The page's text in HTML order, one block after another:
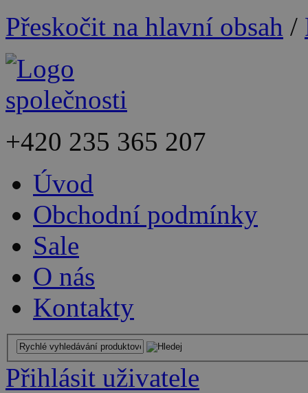
Přeskočit na hlavní obsah /
+420 235 365 207
Úvod
Obchodní podmínky
Sale
O nás
Kontakty
Přihlásit uživatele